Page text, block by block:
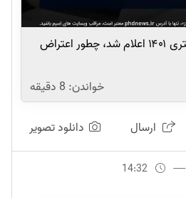
نتایج دکتری ۱۴۰۱ اعلام شد، چطور اعتراض
خواندن: 8 دقیقه
ارسال دانلود تصویر
14:32